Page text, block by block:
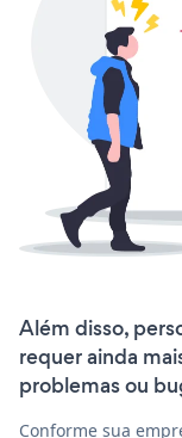
Além disso,
requer ainda
problemas ou
Conforme sua